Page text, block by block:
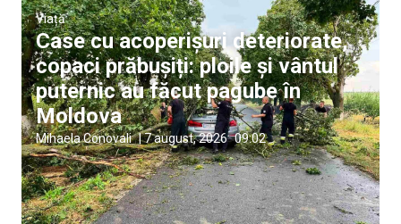
Viață
Case cu acoperișuri deteriorate,
copaci prăbușiți: ploile și vântul
puternic au făcut pagube în
Moldova
Mihaela Conovali |7 august, 2026 09:02